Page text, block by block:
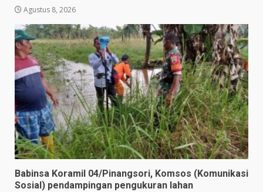
Agustus 8, 2026
Babinsa Koramil 04/Pinangsori, Komsos (Komunikasi
Sosial) pendampingan pengukuran lahan